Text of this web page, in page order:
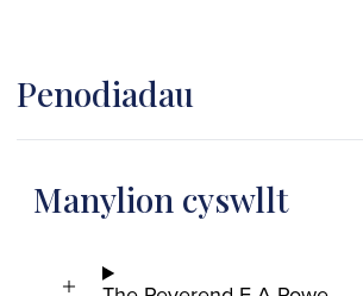
Penodiadau
Manylion cyswllt